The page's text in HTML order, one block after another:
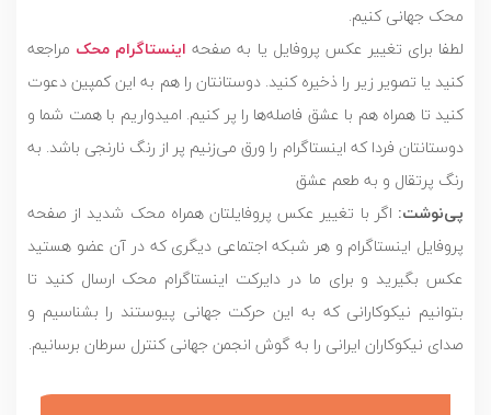
محک جهانی کنیم.
لطفا برای تغییر عکس پروفایل یا به صفحه اینستاگرام محک مراجعه
کنید یا تصویر زیر را ذخیره کنید. دوستانتان را هم به این کمپین دعوت
کنید تا همراه هم با عشق فاصله‌ها را پر کنیم. امیدواریم با همت شما و
دوستانتان فردا که اینستاگرام را ورق می‌زنیم پر از رنگ نارنجی باشد. به
رنگ پرتقال و‌ به طعم عشق
پی‌نوشت: اگر با تغییر عکس پروفایلتان همراه محک شدید از صفحه
پروفایل اینستاگرام و هر شبکه اجتماعی دیگری که در آن عضو هستید
عکس بگیرید و برای ما در دایرکت اینستاگرام محک ارسال کنید تا
بتوانیم نیکوکارانی که به این حرکت جهانی پیوستند را بشناسیم و
صدای نیکوکاران ایرانی را به گوش انجمن جهانی کنترل سرطان برسانیم.